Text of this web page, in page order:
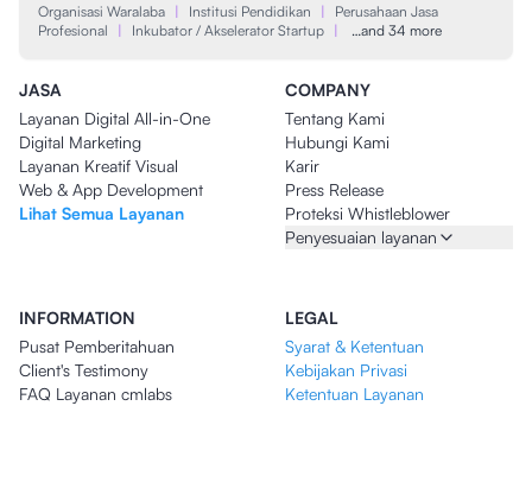
Organisasi Waralaba | Institusi Pendidikan |
Perusahaan Jasa
Profesional
| Inkubator / Akselerator Startup | …and 34 more
JASA
Layanan Digital All-in-One
Digital Marketing
Layanan Kreatif Visual
Web & App Development
Lihat Semua Layanan
COMPANY
Tentang Kami
Hubungi Kami
Karir
Press Release
Proteksi Whistleblower
Penyesuaian layanan
INFORMATION
Pusat Pemberitahuan
Client's Testimony
FAQ Layanan cmlabs
LEGAL
Syarat & Ketentuan
Kebijakan Privasi
Ketentuan Layanan